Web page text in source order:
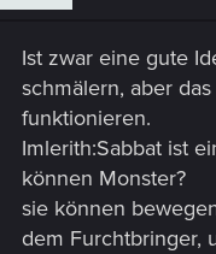
Ist zwar eine gute
schmälern, aber
funktionieren.
Imlerith:Sabbat ist
können Monster?
sie können
dem Furchtbringer,